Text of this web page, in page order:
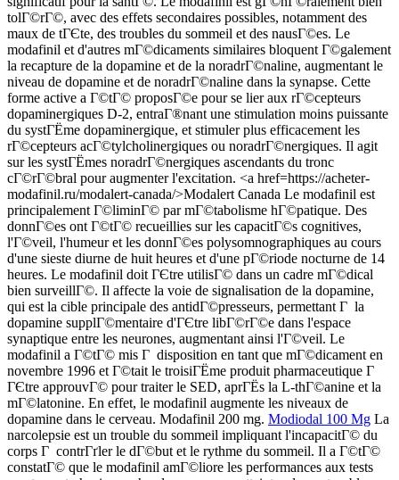
tolГ©rГ©, avec des effets secondaires possibles, notamment des
maux de tГЄte, des troubles du sommeil et des nausГ©es. Le
modafinil et d'autres mГ©dicaments similaires bloquent Г©galement
la recapture de la dopamine et de la noradrГ©naline, augmentant le
niveau de dopamine et de noradrГ©naline dans la synapse. Cette
forme active a Г©tГ© proposГ©e pour se lier aux rГ©cepteurs
dopaminergiques D-2, entraГ®nant une stimulation moins puissante
du systГЁme dopaminergique, et stimuler plus efficacement les
rГ©cepteurs acГ©tylcholinergiques ou noradrГ©nergiques. Il agit
sur les systГЁmes noradrГ©nergiques ascendants du tronc
cГ©rГ©bral pour augmenter l'excitation. <a href=https://acheter-
modafinil.ru/modalert-canada/>Modalert Canada Le modafinil est
principalement Г©liminГ© par mГ©tabolisme hГ©patique. Des
donnГ©es ont Г©tГ© recueillies sur les capacitГ©s cognitives,
l'Г©veil, l'humeur et les donnГ©es polysomnographiques au cours
d'une sieste diurne de huit heures et d'une pГ©riode nocturne de 14
heures. Le modafinil doit ГЄtre utilisГ© dans un cadre mГ©dical
bien surveillГ©. Il affecte la voie de signalisation de la dopamine,
qui est la cible principale des antidГ©presseurs, permettant Г la
dopamine supplГ©mentaire d'ГЄtre libГ©rГ©e dans l'espace
synaptique entre les neurones, augmentant ainsi l'Г©veil. Le
modafinil a Г©tГ© mis Г disposition en tant que mГ©dicament en
novembre 1996 et Г©tait le troisiГЁme produit pharmaceutique Г
ГЄtre approuvГ© pour traiter le SED, aprГЁs la L-thГ©anine et la
mГ©latonine. En effet, le modafinil augmente les niveaux de
dopamine dans le cerveau. Modafinil 200 mg. Modiodal 100 Mg La
narcolepsie est un trouble du sommeil impliquant l'incapacitГ© du
corps Г contrГґler le dГ©but et le rythme du sommeil. Il a Г©tГ©
constatГ© que le modafinil amГ©liore les performances aux tests